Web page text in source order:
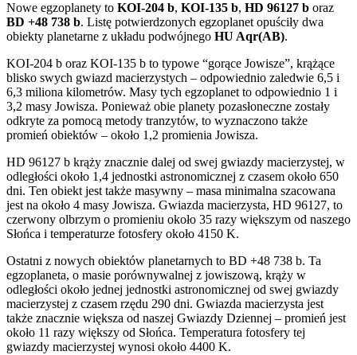
Nowe egzoplanety to KOI-204 b, KOI-135 b, HD 96127 b oraz
BD +48 738 b. Listę potwierdzonych egzoplanet opuściły dwa
obiekty planetarne z układu podwójnego HU Aqr(AB).
KOI-204 b oraz KOI-135 b to typowe “gorące Jowisze”, krążące
blisko swych gwiazd macierzystych – odpowiednio zaledwie 6,5 i
6,3 miliona kilometrów. Masy tych egzoplanet to odpowiednio 1 i
3,2 masy Jowisza. Ponieważ obie planety pozasłoneczne zostały
odkryte za pomocą metody tranzytów, to wyznaczono także
promień obiektów – około 1,2 promienia Jowisza.
HD 96127 b krąży znacznie dalej od swej gwiazdy macierzystej, w
odległości około 1,4 jednostki astronomicznej z czasem około 650
dni. Ten obiekt jest także masywny – masa minimalna szacowana
jest na około 4 masy Jowisza. Gwiazda macierzysta, HD 96127, to
czerwony olbrzym o promieniu około 35 razy większym od naszego
Słońca i temperaturze fotosfery około 4150 K.
Ostatni z nowych obiektów planetarnych to BD +48 738 b. Ta
egzoplaneta, o masie porównywalnej z jowiszową, krąży w
odległości około jednej jednostki astronomicznej od swej gwiazdy
macierzystej z czasem rzędu 290 dni. Gwiazda macierzysta jest
także znacznie większa od naszej Gwiazdy Dziennej – promień jest
około 11 razy większy od Słońca. Temperatura fotosfery tej
gwiazdy macierzystej wynosi około 4400 K.